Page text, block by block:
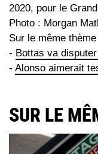
2020, pour le
Photo : Morgan
Sur le même thème
- Bottas va
- Alonso aimerait
SUR LE